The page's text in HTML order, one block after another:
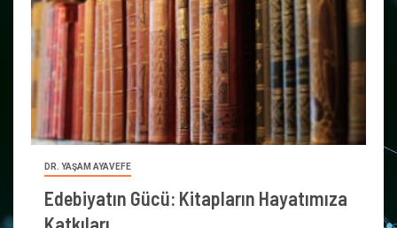
DR. YAŞAM AYAVEFE
Edebiyatın Gücü: Kitapların Hayatımıza